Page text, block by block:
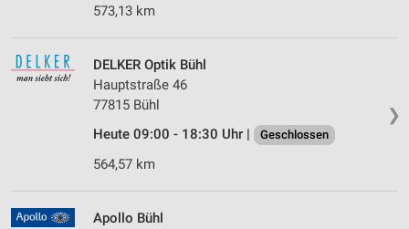
573,13 km
❯
DELKER Optik Bühl
Hauptstraße 46
77815 Bühl
Heute 09:00 - 18:30 Uhr |
Geschlossen
564,57 km
Apollo Bühl